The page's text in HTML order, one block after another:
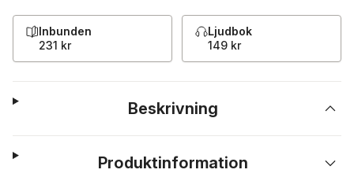
Inbunden
231 kr
Ljudbok
149 kr
Beskrivning
Produktinformation